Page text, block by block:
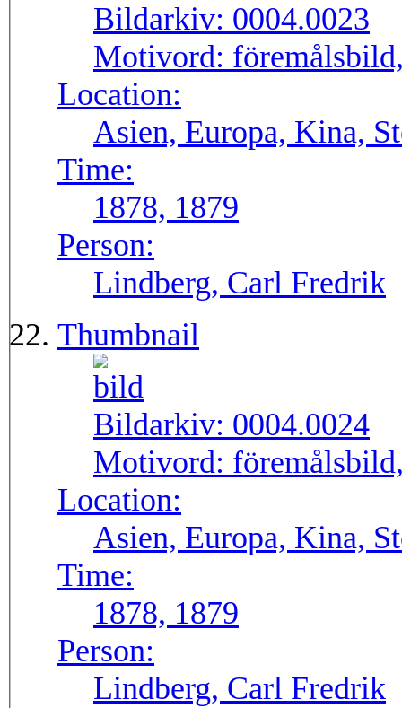
Bildarkiv: 0004.0023
Motivord:
Location:
Asien, Europa, Kina,
Time:
1878, 1879
Person:
Lindberg, Carl Fredrik
Thumbnail
Bildarkiv: 0004.0024
Motivord:
Location:
Asien, Europa, Kina,
Time:
1878, 1879
Person:
Lindberg, Carl Fredrik